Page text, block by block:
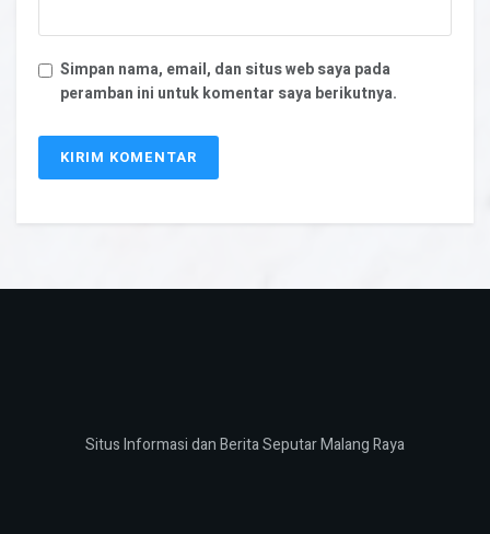
Simpan nama, email, dan situs web saya pada
peramban ini untuk komentar saya berikutnya.
Situs Informasi dan Berita Seputar Malang Raya